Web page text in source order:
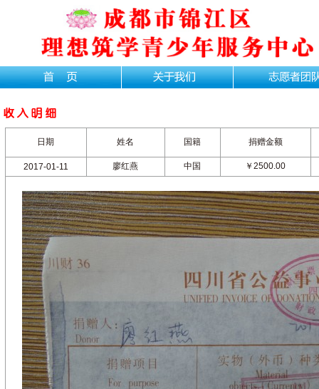
日期 姓名 国籍 捐赠金额
2017-01-11 廖红燕 中国 ￥2500.00